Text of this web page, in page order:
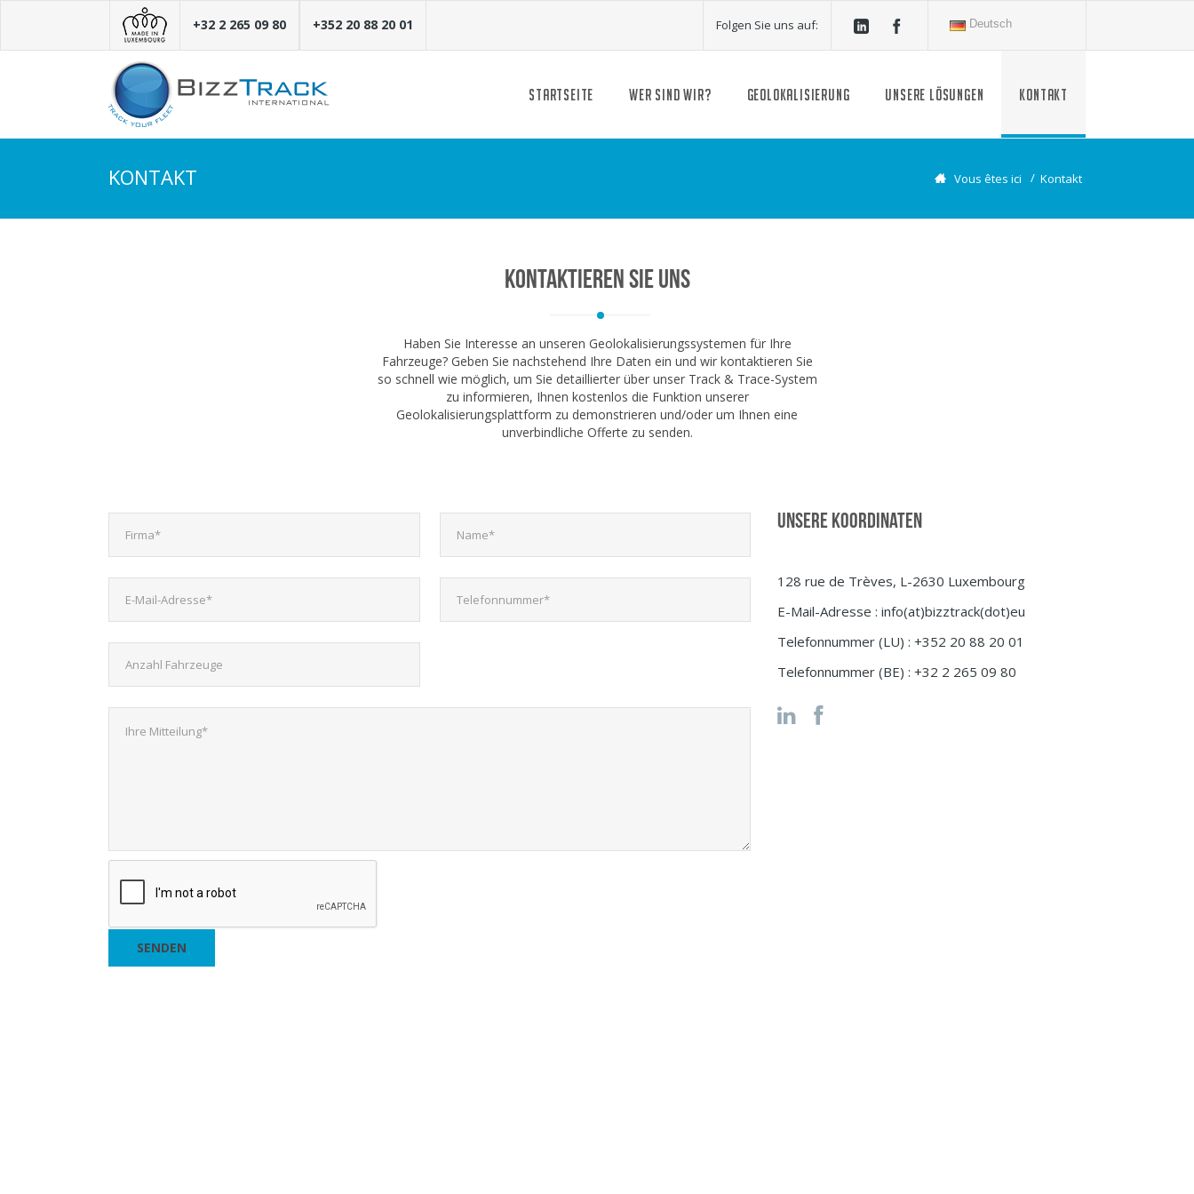
+32 2 265 09 80 +352 20 88 20 01 Folgen Sie uns auf: Deutsch
STARTSEITE WER SIND WIR? GEOLOKALISIERUNG UNSERE LÖSUNGEN KONTAKT
KONTAKT Vous êtes ici Kontakt
Kontaktieren Sie uns
Haben Sie Interesse an unseren Geolokalisierungssystemen für Ihre
Fahrzeuge? Geben Sie nachstehend Ihre Daten ein und wir kontaktieren Sie
so schnell wie möglich, um Sie detaillierter über unser Track & Trace-System
zu informieren, Ihnen kostenlos die Funktion unserer
Geolokalisierungsplattform zu demonstrieren und/oder um Ihnen eine
unverbindliche Offerte zu senden.
SENDEN
UNSERE KOORDINATEN
128 rue de Trèves, L-2630 Luxembourg
E-Mail-Adresse : info(at)bizztrack(dot)eu
Telefonnummer (LU) : +352 20 88 20 01
Telefonnummer (BE) : +32 2 265 09 80